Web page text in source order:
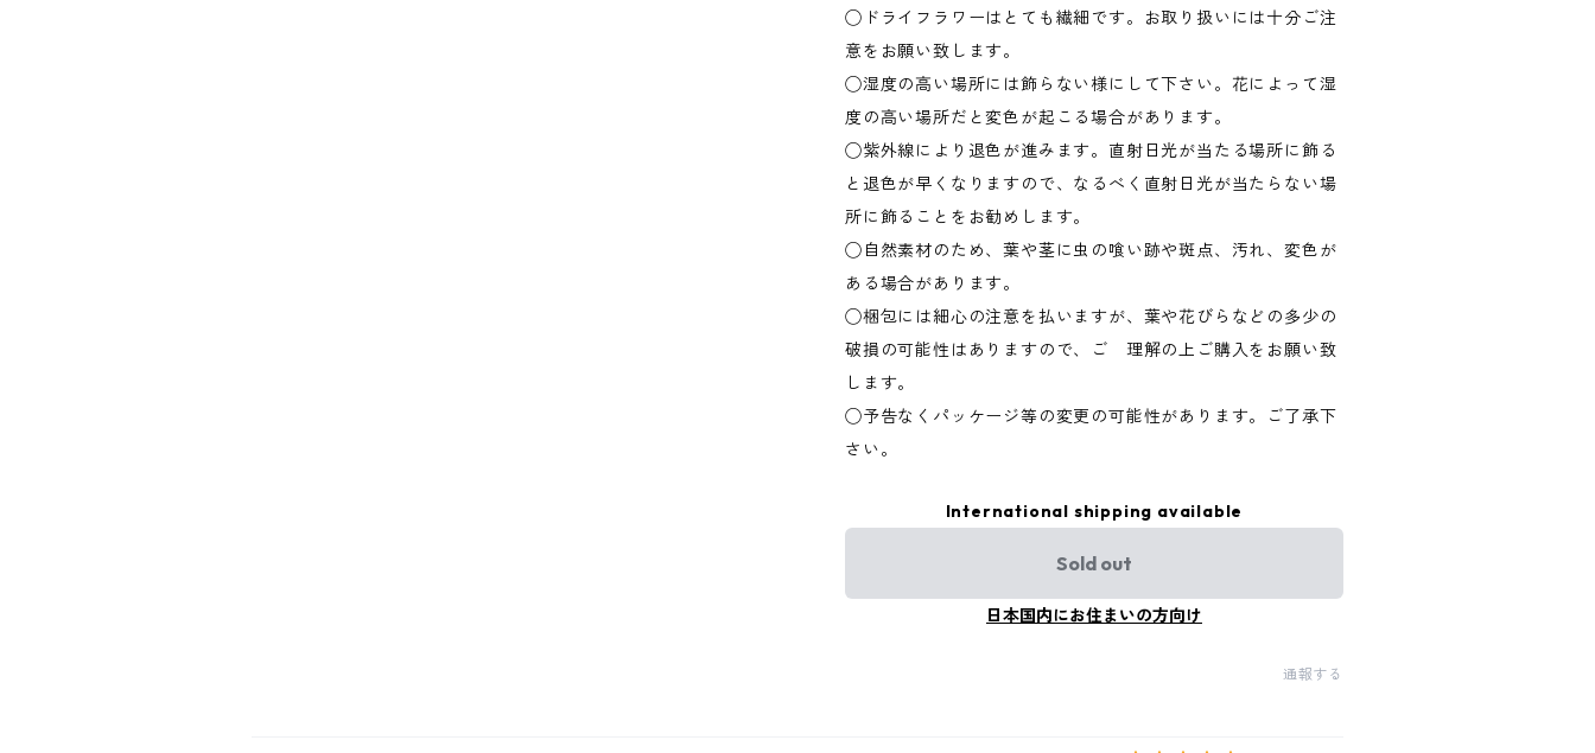
◯ドライフラワーはとても繊細です。お取り扱いには十分ご注
意をお願い致します。
◯湿度の高い場所には飾らない様にして下さい。花によって湿
度の高い場所だと変色が起こる場合があります。
◯紫外線により退色が進みます。直射日光が当たる場所に飾る
と退色が早くなりますので、なるべく直射日光が当たらない場
所に飾ることをお勧めします。
◯自然素材のため、葉や茎に虫の喰い跡や斑点、汚れ、変色が
ある場合があります。
◯梱包には細心の注意を払いますが、葉や花びらなどの多少の
破損の可能性はありますので、ご 理解の上ご購入をお願い致
します。
◯予告なくパッケージ等の変更の可能性があります。ご了承下
さい。
International shipping available
Sold out
日本国内にお住まいの方向け
通報する